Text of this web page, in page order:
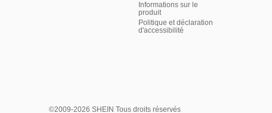
Informations sur le
produit
Politique et déclaration
d'accessibilité
©2009-2026 SHEIN Tous droits réservés